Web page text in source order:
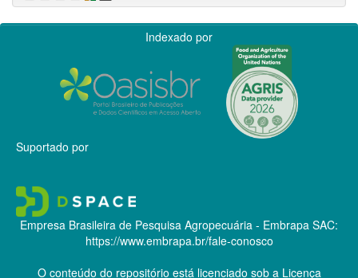
Indexado por
Suportado por
Empresa Brasileira de Pesquisa Agropecuária - Embrapa SAC:
https://www.embrapa.br/fale-conosco
O conteúdo do repositório está licenciado sob a Licença